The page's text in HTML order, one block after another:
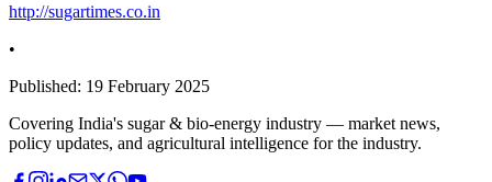
http://sugartimes.co.in
•
Published: 19 February 2025
Covering India's sugar & bio-energy industry — market news,
policy updates, and agricultural intelligence for the industry.